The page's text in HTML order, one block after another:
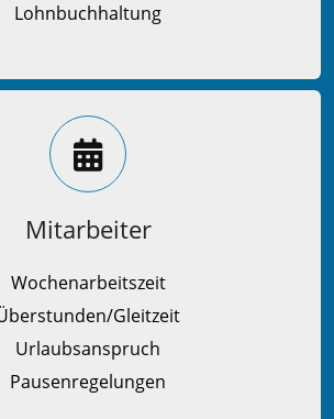
Lohnbuchhaltung
Mitarbeiter
Wochenarbeitszeit
Gleitzeit
Urlaubsanspruch
Pausenregelungen